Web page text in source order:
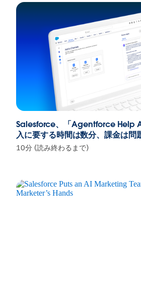
Salesforce、「Agentforce
入に要する時間は数分、課金は問
10分 (読み終わるまで)